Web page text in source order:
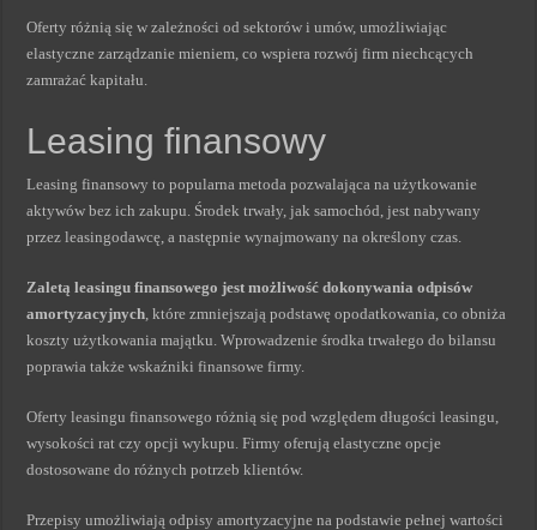
Oferty różnią się w zależności od sektorów i umów, umożliwiając
elastyczne zarządzanie mieniem, co wspiera rozwój firm niechcących
zamrażać kapitału.
Leasing finansowy
Leasing finansowy to popularna metoda pozwalająca na użytkowanie
aktywów bez ich zakupu. Środek trwały, jak samochód, jest nabywany
przez leasingodawcę, a następnie wynajmowany na określony czas.
Zaletą leasingu finansowego jest możliwość dokonywania odpisów
amortyzacyjnych, które zmniejszają podstawę opodatkowania, co obniża
koszty użytkowania majątku. Wprowadzenie środka trwałego do bilansu
poprawia także wskaźniki finansowe firmy.
Oferty leasingu finansowego różnią się pod względem długości leasingu,
wysokości rat czy opcji wykupu. Firmy oferują elastyczne opcje
dostosowane do różnych potrzeb klientów.
Przepisy umożliwiają odpisy amortyzacyjne na podstawie pełnej wartości